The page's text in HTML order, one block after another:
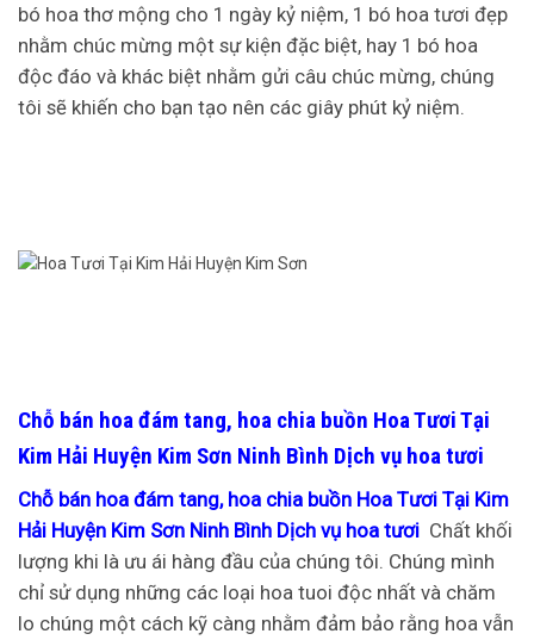
bó hoa thơ mộng cho 1 ngày kỷ niệm, 1 bó hoa tươi đẹp
nhằm chúc mừng một sự kiện đặc biệt, hay 1 bó hoa
độc đáo và khác biệt nhằm gửi câu chúc mừng, chúng
tôi sẽ khiến cho bạn tạo nên các giây phút kỷ niệm.
Chỗ bán hoa đám tang, hoa chia buồn Hoa Tươi Tại
Kim Hải Huyện Kim Sơn Ninh Bình Dịch vụ hoa tươi
Chỗ bán hoa đám tang, hoa chia buồn Hoa Tươi Tại Kim
Hải Huyện Kim Sơn Ninh Bình Dịch vụ hoa tươi Chất khối
lượng khi là ưu ái hàng đầu của chúng tôi. Chúng mình
chỉ sử dụng những các loại hoa tuoi độc nhất và chăm
lo chúng một cách kỹ càng nhằm đảm bảo rằng hoa vẫn